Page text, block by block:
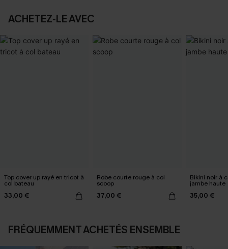
ACHETEZ‑LE AVEC
Top cover up rayé en tricot à
col bateau
33,00 €
Robe courte rouge à col
scoop
37,00 €
Bikini noir à
jambe haute
35,00 €
FRÉQUEMMENT ACHETÉS ENSEMBLE